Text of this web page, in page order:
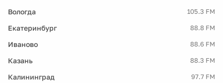
Вологда 105.3 FM
Екатеринбург 88.8 FM
Иваново 88.6 FM
Казань 88.3 FM
Калининград 97.7 FM